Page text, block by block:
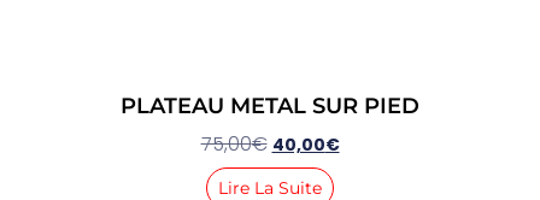
PLATEAU METAL SUR PIED
75,00€ 40,00€
Lire La Suite